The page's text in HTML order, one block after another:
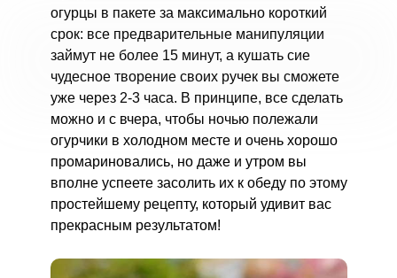
огурцы в пакете за максимально короткий
срок: все предварительные манипуляции
займут не более 15 минут, а кушать сие
чудесное творение своих ручек вы сможете
уже через 2-3 часа. В принципе, все сделать
можно и с вчера, чтобы ночью полежали
огурчики в холодном месте и очень хорошо
промариновались, но даже и утром вы
вполне успеете засолить их к обеду по этому
простейшему рецепту, который удивит вас
прекрасным результатом!